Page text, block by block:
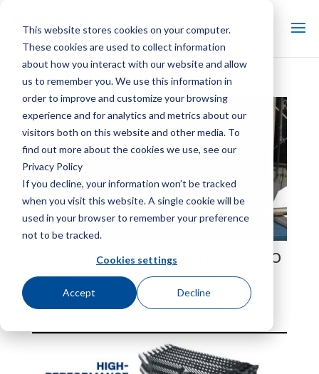
This website stores cookies on your computer.
These cookies are used to collect information
about how you interact with our website and allow
us to remember you. We use this information in
order to improve and customize your browsing
experience and for analytics and metrics about our
visitors both on this website and other media. To
find out more about the cookies we use, see our
Privacy Policy
If you decline, your information won’t be tracked
when you visit this website. A single cookie will be
used in your browser to remember your preference
not to be tracked.
Cookies settings
Accept Decline
Sostituzione del riempimento
sospeso della torre di
raffreddamento Marley